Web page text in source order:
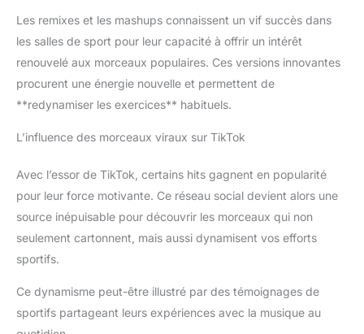
Les remixes et les mashups connaissent un vif succès dans
les salles de sport pour leur capacité à offrir un intérêt
renouvelé aux morceaux populaires. Ces versions innovantes
procurent une énergie nouvelle et permettent de
**redynamiser les exercices** habituels.
L’influence des morceaux viraux sur TikTok
Avec l’essor de TikTok, certains hits gagnent en popularité
pour leur force motivante. Ce réseau social devient alors une
source inépuisable pour découvrir les morceaux qui non
seulement cartonnent, mais aussi dynamisent vos efforts
sportifs.
Ce dynamisme peut-être illustré par des témoignages de
sportifs partageant leurs expériences avec la musique au